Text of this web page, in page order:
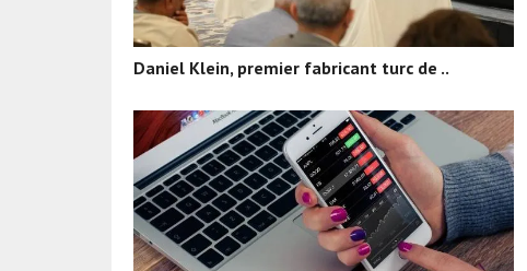
Daniel Klein, premier fabricant turc de ..